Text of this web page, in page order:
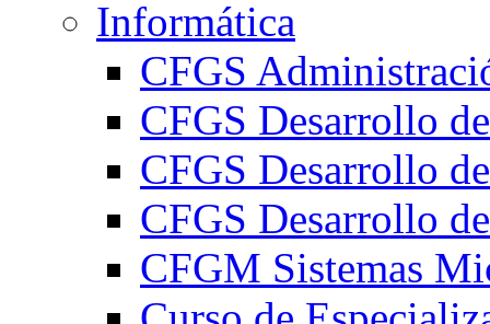
Informática
CFGS
CFGS Desarrollo
CFGS Desarrollo
CFGS Desarrollo
CFGM Sistemas